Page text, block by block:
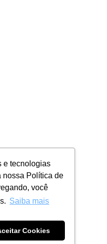
e tecnologias
nossa Política de
você
Saiba mais
Cookies